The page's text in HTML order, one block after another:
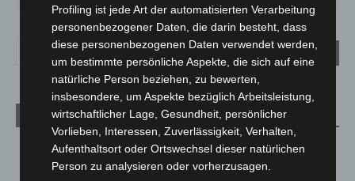
Aktuelle Beiträge
Niedersachsen: Feuerwehrkräfte kehren nach
Waldbrandeinsatz aus Spanien zurück
Profiling ist jede Art der automatisierten Verarbeitung
personenbezogener Daten, die darin besteht, dass
diese personenbezogenen Daten verwendet werden,
um bestimmte persönliche Aspekte, die sich auf eine
natürliche Person beziehen, zu bewerten,
insbesondere, um Aspekte bezüglich Arbeitsleistung,
wirtschaftlicher Lage, Gesundheit, persönlicher
Vorlieben, Interessen, Zuverlässigkeit, Verhalten,
Aufenthaltsort oder Ortswechsel dieser natürlichen
Person zu analysieren oder vorherzusagen.